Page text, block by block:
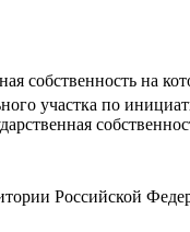
собственность на
участка по
Российской